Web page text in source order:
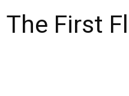
First